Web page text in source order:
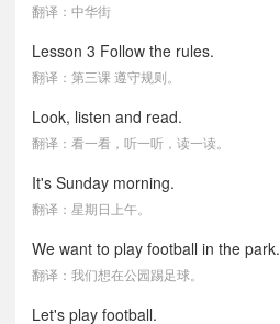
翻译：中华街
Lesson 3 Follow the rules.
翻译：第三课 遵守规则。
Look, listen and read.
翻译：看一看，听一听，读一读。
It's Sunday morning.
翻译：星期日上午。
We want to play football in the park.
翻译：我们想在公园踢足球。
Let's play football.